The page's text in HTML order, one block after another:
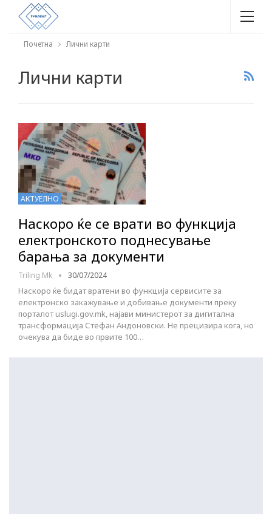
Почетна Лични карти
Лични карти
АКТУЕЛНО
Наскоро ќе се врати во функција
електронското поднесување
барања за документи
Triling Mk 30/07/2024
Наскоро ќе бидат вратени во функција сервисите за
електронско закажување и добивање документи преку
порталот uslugi.gov.mk, најави министерот за дигитална
трансформација Стефан Андоновски. Не прецизира кога, но
очекува да биде во првите 100…